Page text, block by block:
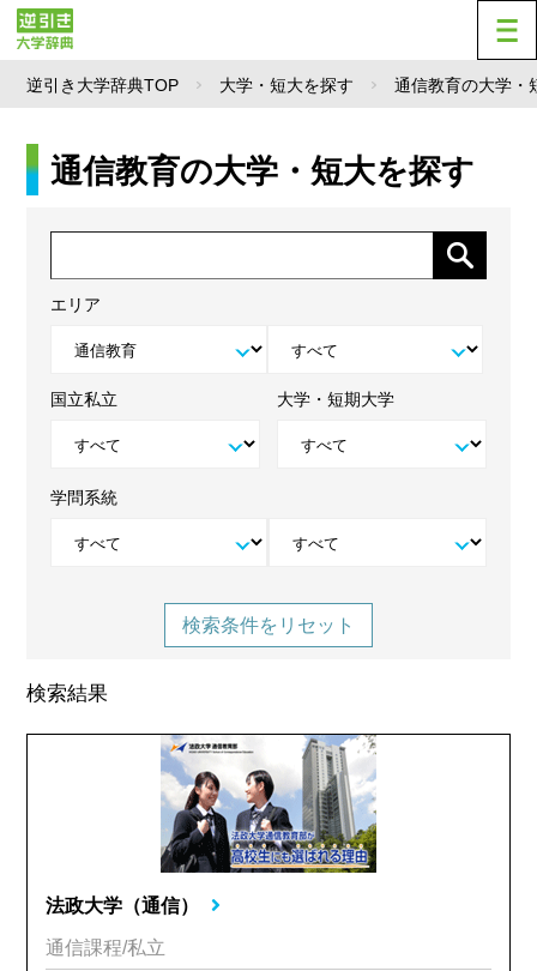
逆引き大学辞典TOP 大学・短大を探す 通信教育の大学・
通信教育の大学・短大を探す
エリア
国立私立 大学・短期大学
学問系統
検索条件をリセット
検索結果
法政大学（通信）
通信課程/私立